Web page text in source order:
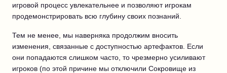
игровой процесс увлекательнее и позволяют игрокам
продемонстрировать всю глубину своих познаний.
Тем не менее, мы наверняка продолжим вносить
изменения, связанные с доступностью артефактов. Если
они попадаются слишком часто, то чрезмерно усиливают
игроков (по этой причине мы отключили Сокровище из